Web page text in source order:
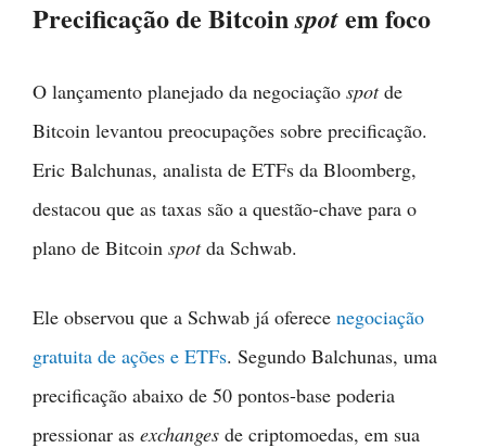
Precificação de Bitcoinspotem foco
O lançamento planejado da negociação spotde
Bitcoin levantou preocupações sobre precificação.
Eric Balchunas, analista de ETFs da Bloomberg,
destacou que as taxas são a questão-chave para o
plano de Bitcoin spotda Schwab.
Ele observou que a Schwab já oferece negociação
gratuita de ações e ETFs. Segundo Balchunas, uma
precificação abaixo de 50 pontos-base poderia
pressionar as exchanges de criptomoedas, em sua